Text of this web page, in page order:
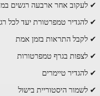
אחר ארבעה רגשים במקביל
טמפרטורת יעד לכל רגש
התראות בזמן אמת
בגרף טמפרטורות
טיימרים
היסטוריית בישול